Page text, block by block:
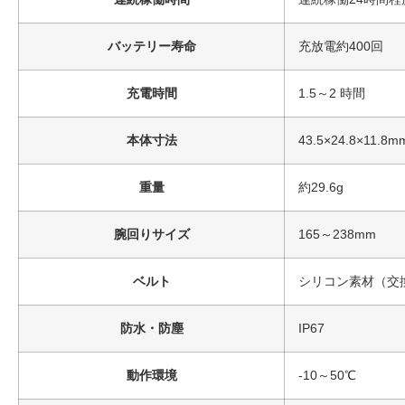
バッテリー寿命 充放電約400回
充電時間 1.5～2 時間
本体寸法
重量 約29.6g
腕回りサイズ 165～238mm
ベルト シリコン素材（交
防水・防塵 IP67
動作環境 -10～50℃